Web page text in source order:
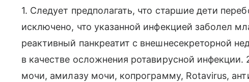
1. Следует предполагать, что старшие дети
исключено, что указанной инфекцией заболел
реактивный панкреатит с внешнесекреторной
в качестве осложнения ротавирусной
мочи, амилазу мочи, копрограмму, Rotavirus,